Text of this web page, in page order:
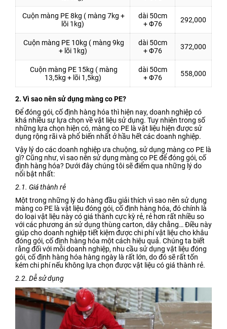
Cuộn màng PE 8kg ( màng 7kg +
lõi 1kg)
dài 50cm
+ Φ76
292,000
Cuộn màng PE 10kg ( màng 9kg
+ lõi 1kg)
dài 50cm
+ Φ76
372,000
Cuộn màng PE 15kg ( màng
13,5kg + lõi 1,5kg)
dài 50cm
+ Φ76
558,000
2. Vì sao nên sử dụng màng co PE?
Để đóng gói, cố định hàng hóa thì hiện nay, doanh nghiệp có
khá nhiều sự lựa chọn về vật liệu sử dụng. Tuy nhiên trong số
những lựa chọn hiện có, màng co PE là vật liệu hiện được sử
dụng rộng rãi và phổ biến nhất ở hầu hết các doanh nghiệp.
Vậy lý do các doanh nghiệp ưa chuộng, sử dụng màng co PE là
gì? Cũng như, vì sao nên sử dụng màng co PE để đóng gói, cố
định hàng hóa? Dưới đây chúng tôi sẽ điểm qua những lý do
nổi bật nhất:
2.1. Giá thành rẻ
Một trong những lý do hàng đầu giải thích vì sao nên sử dụng
màng co PE là vật liệu đóng gói, cố định hàng hóa, đó chính là
do loại vật liệu này có giá thành cực kỳ rẻ, rẻ hơn rất nhiều so
với các phương án sử dụng thùng carton, dây chằng… Điều này
giúp cho doanh nghiệp tiết kiệm được chi phí vật liệu cho khâu
đóng gói, cố định hàng hóa một cách hiệu quả. Chúng ta biết
rằng đối với mỗi doanh nghiệp, nhu cầu sử dụng vật liệu đóng
gói, cố định hàng hóa hàng ngày là rất lớn, do đó sẽ rất tốn
kém chi phí nếu không lựa chọn được vật liệu có giá thành rẻ.
2.2. Dễ sử dụng